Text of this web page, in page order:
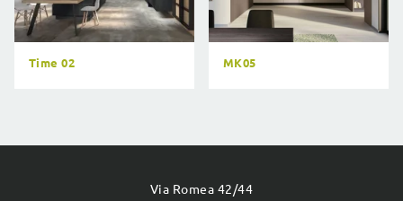
Time 02 MK05
Via Romea 42/44